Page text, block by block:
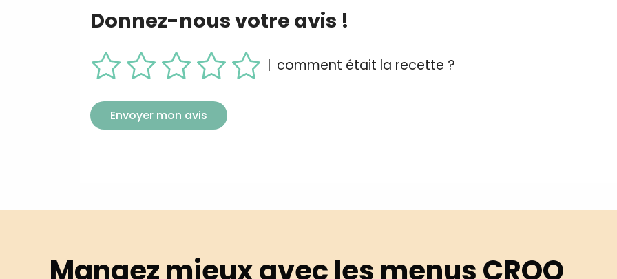
Donnez-nous votre avis !
comment était la recette ?
Envoyer mon avis
Mangez mieux avec les menus CROQ